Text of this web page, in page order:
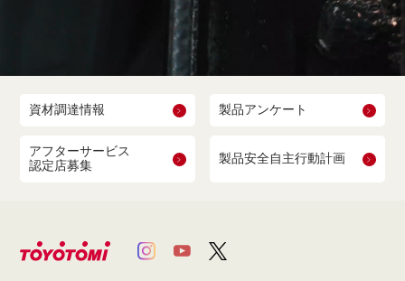
資材調達情報 製品アンケート
アフターサービス
認定店募集
製品安全自主行動計画